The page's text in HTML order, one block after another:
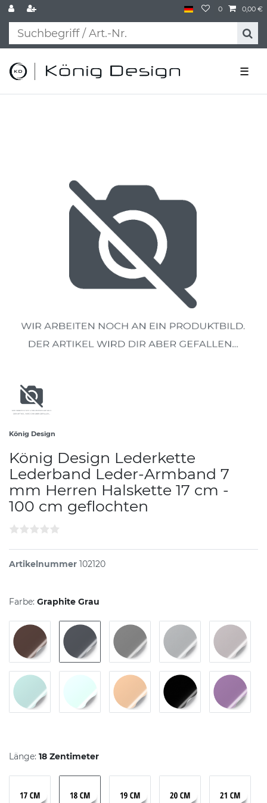
0 0,00 €
☰
König Design
König Design Lederkette
Lederband Leder-Armband 7
mm Herren Halskette 17 cm -
100 cm geflochten
Artikelnummer 102120
Farbe: Graphite Grau
Länge: 18 Zentimeter